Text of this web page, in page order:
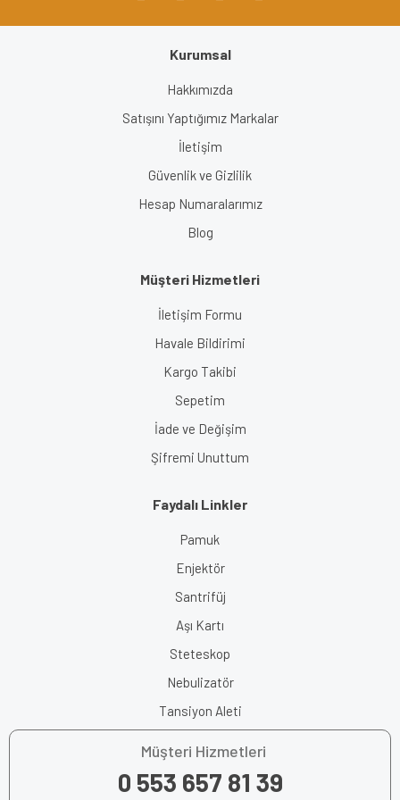
Gönder
Kurumsal
Hakkımızda
Satışını Yaptığımız Markalar
İletişim
Güvenlik ve Gizlilik
Hesap Numaralarımız
Blog
Müşteri Hizmetleri
İletişim Formu
Havale Bildirimi
Kargo Takibi
Sepetim
İade ve Değişim
Şifremi Unuttum
Faydalı Linkler
Pamuk
Enjektör
Santrifüj
Aşı Kartı
Steteskop
Nebulizatör
Tansiyon Aleti
Müşteri Hizmetleri
0 553 657 81 39